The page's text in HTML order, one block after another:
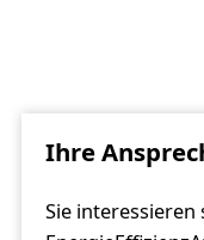
Ihre
Sie interessieren